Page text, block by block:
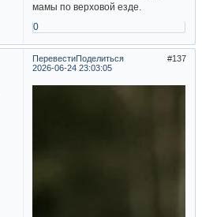
мамы по верховой езде.
0
ПеревестиПоделиться
137
2026-06-24 23:03:05